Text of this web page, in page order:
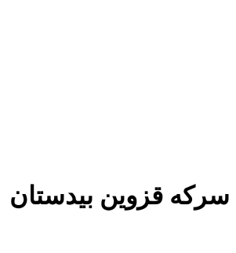
سرکه قزوین بیدستان